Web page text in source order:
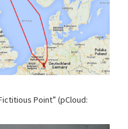
Point” (pCloud: